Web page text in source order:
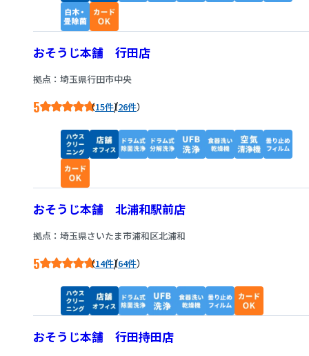
おそうじ本舗 行田店
拠点：埼玉県行田市中央
5 15件/26件
おそうじ本舗 北浦和駅前店
拠点：埼玉県さいたま市浦和区北浦和
5 14件/64件
おそうじ本舗 行田持田店